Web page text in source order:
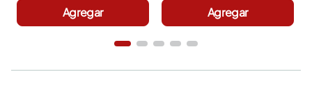
Agregar Agregar